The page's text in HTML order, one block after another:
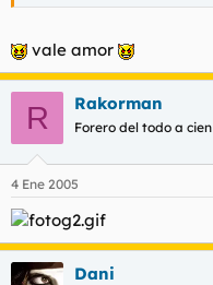
vale amor
R Rakorman
Forero del todo a cien
4 Ene 2005
Dani